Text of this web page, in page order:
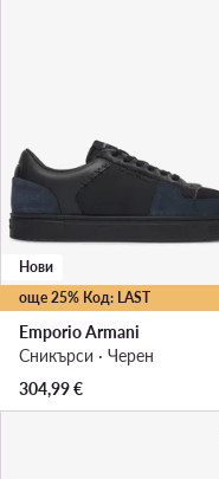
още 25% Код: LAST
Нови
Emporio Armani
Сникърси · Черен
304,99€